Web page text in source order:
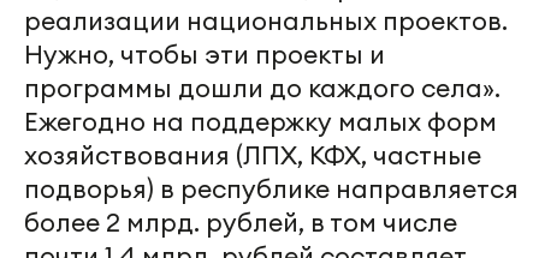
реализации национальных проектов.
Нужно, чтобы эти проекты и
программы дошли до каждого села».
Ежегодно на поддержку малых форм
хозяйствования (ЛПХ, КФХ, частные
подворья) в республике направляется
более 2 млрд. рублей, в том числе